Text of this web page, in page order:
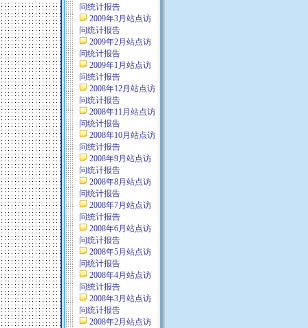
问统计报告
2009年3月站点访
问统计报告
2009年2月站点访
问统计报告
2009年1月站点访
问统计报告
2008年12月站点访
问统计报告
2008年11月站点访
问统计报告
2008年10月站点访
问统计报告
2008年9月站点访
问统计报告
2008年8月站点访
问统计报告
2008年7月站点访
问统计报告
2008年6月站点访
问统计报告
2008年5月站点访
问统计报告
2008年4月站点访
问统计报告
2008年3月站点访
问统计报告
2008年2月站点访